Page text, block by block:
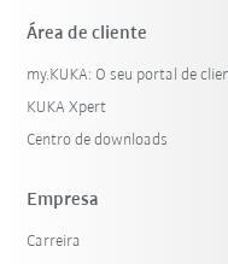
Área de cliente
my.KUKA: O seu portal de
KUKA Xpert
Centro de downloads
Empresa
Carreira